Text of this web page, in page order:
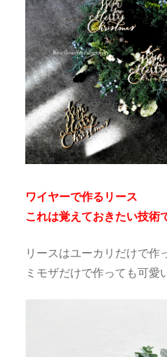
ワイヤーで作るリース
これは覚えておきたい技術
リースはユーカリだけで作
ミモザだけで作っても可愛